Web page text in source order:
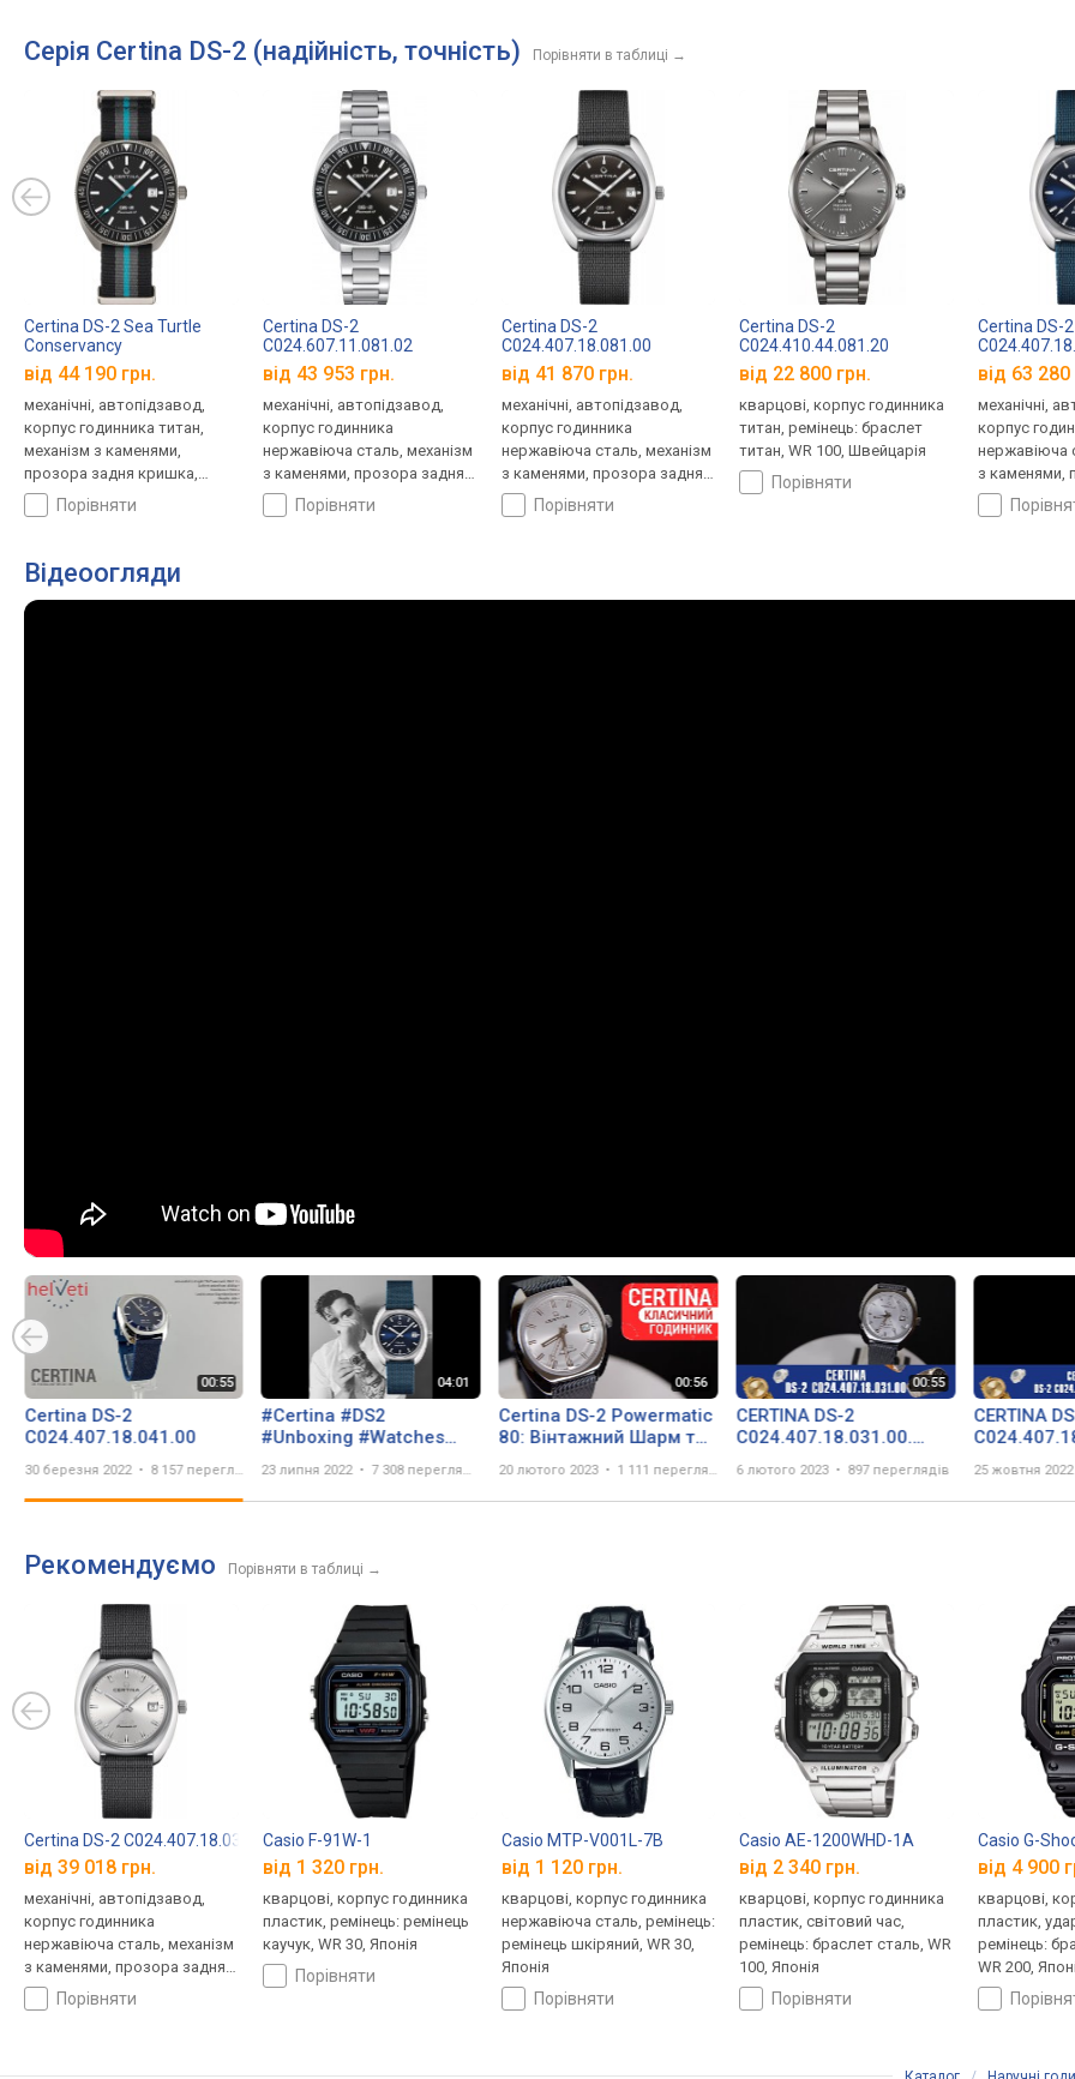
Серія Certina DS-2 (надійність, точність) Порівняти в таблиці →
Certina DS-2 Sea Turtle
Conservancy
C024.607.48.051.10
від 44 190 грн.
механічні, автопідзавод,
корпус годинника титан,
механізм з каменями,
прозора задня кришка,
ремінець: ремінець нейлон,
WR 200, Швейцарія
порівняти
Certina DS-2
C024.607.11.081.02
від 43 953 грн.
механічні, автопідзавод,
корпус годинника
нержавіюча сталь, механізм
з каменями, прозора задня
кришка, ремінець: браслет
сталь, WR 200, Швейцарія
порівняти
Certina DS-2
C024.407.18.081.00
від 41 870 грн.
механічні, автопідзавод,
корпус годинника
нержавіюча сталь, механізм
з каменями, прозора задня
кришка, ремінець: ремінець
нейлон, WR 200, Швейцарія
порівняти
Certina DS-2
C024.410.44.081.20
від 22 800 грн.
кварцові, корпус годинника
титан, ремінець: браслет
титан, WR 100, Швейцарія
порівняти
Certina DS-2
від 63 280
механічні,
корпус
нержавіюча
з каменями,
кришка,
нейлон, WR
Відеоогляди
Certina DS-2
C024.407.18.041.00
30 березня 2022 8 157 переглядів
#Certina #DS2
#Unboxing #Watches
23 липня 2022 7 308 переглядів
Certina DS-2 Powermatic
80: Вінтажний Шарм та
C024.407.18.031.00 |
Огляд DEKA
20 лютого 2023 1 111 переглядів
CERTINA DS-2
C024.407.18.031.00.
secunda.com.ua
6 лютого 2023 897 переглядів
CERTINA
25 жовтня 2022
Рекомендуємо Порівняти в таблиці →
Certina DS-2 C024.407.18.031.00
від 39 018 грн.
механічні, автопідзавод,
корпус годинника
нержавіюча сталь, механізм
з каменями, прозора задня
кришка, ремінець: ремінець
нейлон, WR 200, Швейцарія
порівняти
Casio F-91W-1
від 1 320 грн.
кварцові, корпус годинника
пластик, ремінець: ремінець
каучук, WR 30, Японія
порівняти
Casio MTP-V001L-7B
від 1 120 грн.
кварцові, корпус годинника
нержавіюча сталь, ремінець:
ремінець шкіряний, WR 30,
Японія
порівняти
Casio AE-1200WHD-1A
від 2 340 грн.
кварцові, корпус годинника
пластик, світовий час,
ремінець: браслет сталь, WR
100, Японія
порівняти
Casio G-
від 4 900
кварцові,
пластик,
ремінець:
WR 200,